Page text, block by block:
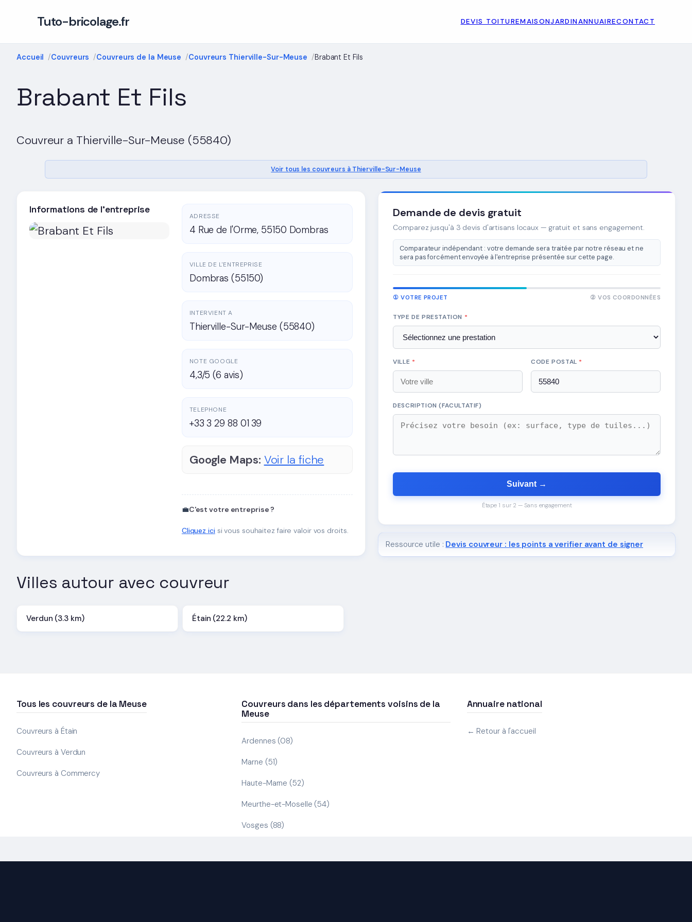
Tuto-bricolage.fr DEVIS TOITUREMAISONJARDINANNUAIRECONTACT
Accueil Couvreurs Couvreurs de la Meuse Couvreurs Thierville-Sur-Meuse Brabant Et Fils
Brabant Et Fils
Couvreur a Thierville-Sur-Meuse (55840)
Voir tous les couvreurs à Thierville-Sur-Meuse
Informations de l'entreprise
ADRESSE
4 Rue de l'Orme, 55150 Dombras
VILLE DE L'ENTREPRISE
Dombras (55150)
INTERVIENT A
Thierville-Sur-Meuse (55840)
NOTE GOOGLE
4,3/5 (6 avis)
TELEPHONE
+33 3 29 88 01 39
Google Maps: Voir la fiche
💼C'est votre entreprise ?
Cliquez icisi vous souhaitez faire valoir vos droits.
Demande de devis gratuit
Comparez jusqu'à 3 devis d'artisans locaux — gratuit et sans engagement.
Comparateur indépendant : votre demande sera traitée par notre réseau et ne
sera pas forcément envoyée à l'entreprise présentée sur cette page.
① VOTRE PROJET ② VOS COORDONNÉES
TYPE DE PRESTATION *
VILLE * CODE POSTAL *
DESCRIPTION (FACULTATIF)
Suivant →
Étape 1 sur 2 — Sans engagement
Ressource utile : Devis couvreur : les points a verifier avant de signer
Villes autour avec couvreur
Verdun (3.3 km) Étain (22.2 km)
Tous les couvreurs de la Meuse
Couvreurs à Étain
Couvreurs à Verdun
Couvreurs à Commercy
Couvreurs dans les départements voisins de la
Meuse
Ardennes (08)
Marne (51)
Haute-Marne (52)
Meurthe-et-Moselle (54)
Vosges (88)
Annuaire national
← Retour à l'accueil